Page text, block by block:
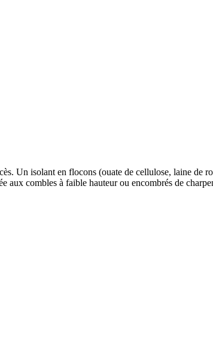
Un isolant en flocons (ouate de cellulose, laine de
aux combles à faible hauteur ou encombrés de